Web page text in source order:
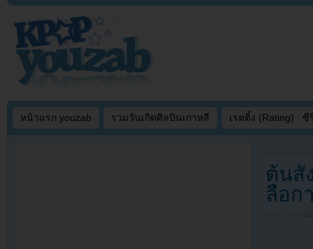
หน้าแรก youzab รวมวันเกิดศิลปินเกาหลี เรตติ้ง (Rating) : ซี
ต้นสั
ลือก